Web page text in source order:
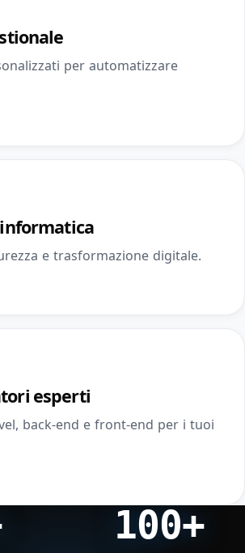
per automatizzare
e trasformazione digitale.
esperti
back-end e front-end per i tuoi
100+